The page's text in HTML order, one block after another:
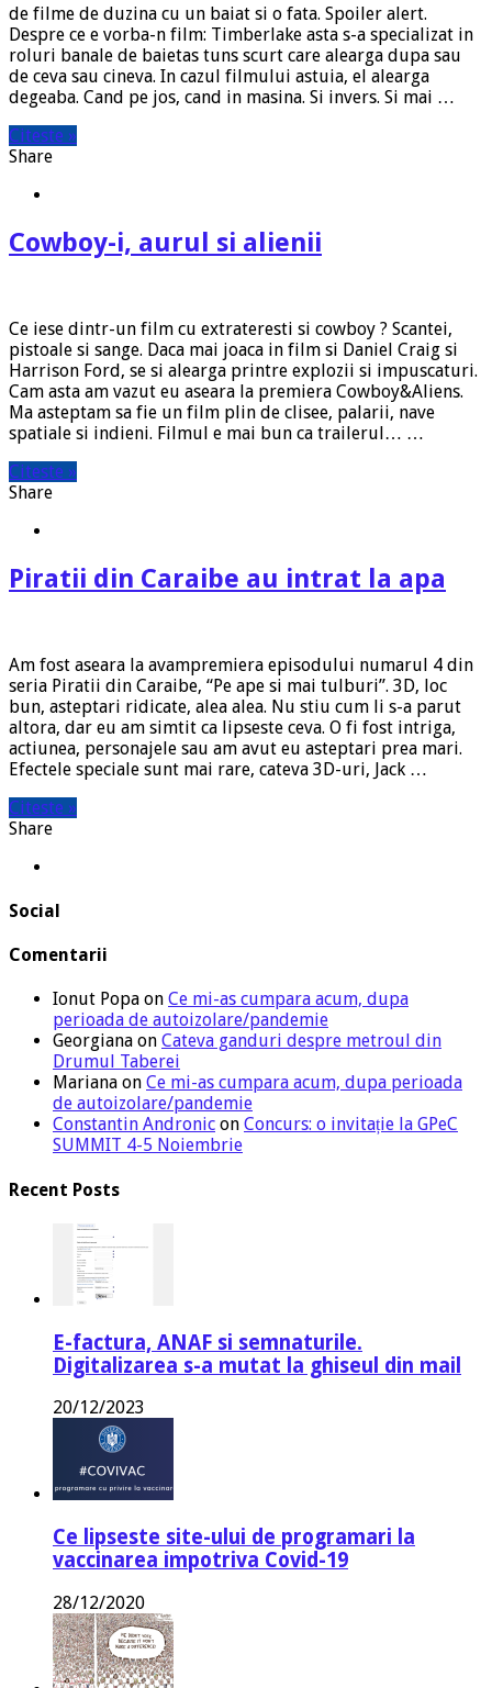
de filme de duzina cu un baiat si o fata. Spoiler alert.
Despre ce e vorba-n film: Timberlake asta s-a specializat in
roluri banale de baietas tuns scurt care alearga dupa sau
de ceva sau cineva. In cazul filmului astuia, el alearga
degeaba. Cand pe jos, cand in masina. Si invers. Si mai …
Citeste »
Share
Cowboy-i, aurul si alienii
Ce iese dintr-un film cu extrateresti si cowboy ? Scantei,
pistoale si sange. Daca mai joaca in film si Daniel Craig si
Harrison Ford, se si alearga printre explozii si impuscaturi.
Cam asta am vazut eu aseara la premiera Cowboy&Aliens.
Ma asteptam sa fie un film plin de clisee, palarii, nave
spatiale si indieni. Filmul e mai bun ca trailerul… …
Citeste »
Share
Piratii din Caraibe au intrat la apa
Am fost aseara la avampremiera episodului numarul 4 din
seria Piratii din Caraibe, “Pe ape si mai tulburi”. 3D, loc
bun, asteptari ridicate, alea alea. Nu stiu cum li s-a parut
altora, dar eu am simtit ca lipseste ceva. O fi fost intriga,
actiunea, personajele sau am avut eu asteptari prea mari.
Efectele speciale sunt mai rare, cateva 3D-uri, Jack …
Citeste »
Share
Social
Comentarii
Ionut Popa on Ce mi-as cumpara acum, dupa
perioada de autoizolare/pandemie
Georgiana on Cateva ganduri despre metroul din
Drumul Taberei
Mariana on Ce mi-as cumpara acum, dupa perioada
de autoizolare/pandemie
Constantin Andronic on Concurs: o invitație la GPeC
SUMMIT 4-5 Noiembrie
Recent Posts
E-factura, ANAF si semnaturile.
Digitalizarea s-a mutat la ghiseul din mail
20/12/2023
Ce lipseste site-ului de programari la
vaccinarea impotriva Covid-19
28/12/2020